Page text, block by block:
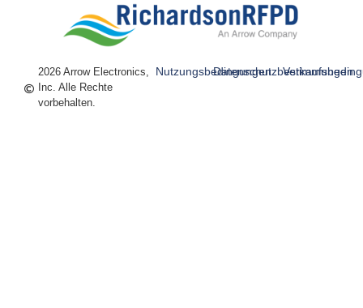
2026 Arrow Electronics,
Inc. Alle Rechte
vorbehalten.
NutzungsbedingungenDatenschutzbestimmungen